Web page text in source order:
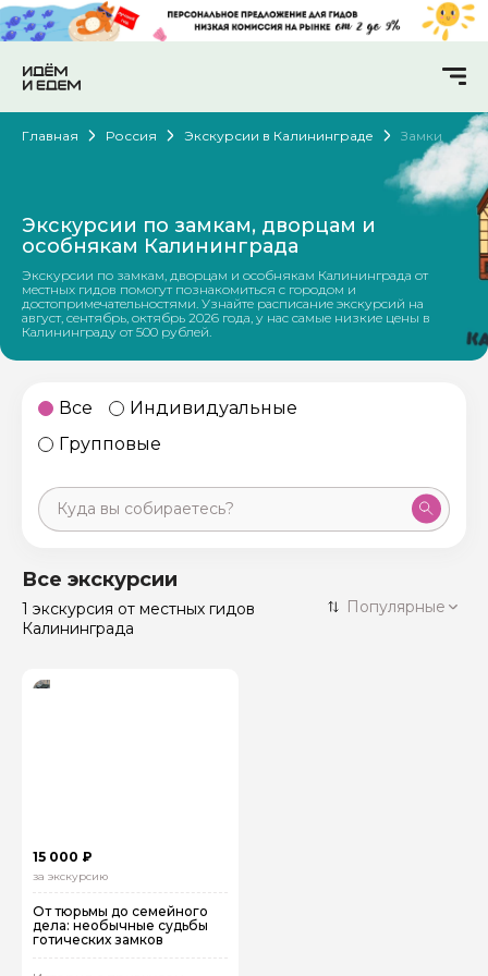
Главная Россия Экскурсии в Калининграде Замки
Экскурсии по замкам, дворцам и
особнякам Калининграда
Экскурсии по замкам, дворцам и особнякам Калининграда от
местных гидов помогут познакомиться с городом и
достопримечательностями. Узнайте расписание экскурсий на
август, сентябрь, октябрь 2026 года, у нас самые низкие цены в
Калининграду от 500 рублей.
Все
Индивидуальные
Групповые
Санкт-Петербург
Россия
50 экскурсий
Все экскурсии
1 экскурсия от местных гидов
Калининграда
Популярные
15 000 ₽
за экскурсию
От тюрьмы до семейного
дела: необычные судьбы
готических замков